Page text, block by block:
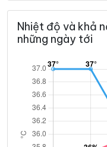
Nhiệt độ và khả
những ngày tới